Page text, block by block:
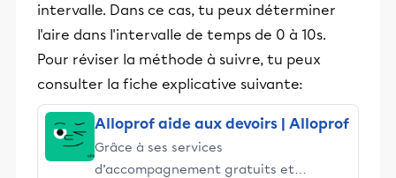
intervalle. Dans ce cas, tu peux déterminer
l'aire dans l'intervalle de temps de 0 à 10s.
Pour réviser la méthode à suivre, tu peux
consulter la fiche explicative suivante:
Alloprof aide aux devoirs | Alloprof
Grâce à ses services
d’accompagnement gratuits et